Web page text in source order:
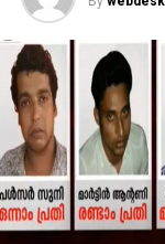
നഗരസഭ
21 വാര്‍ഡുകള്‍